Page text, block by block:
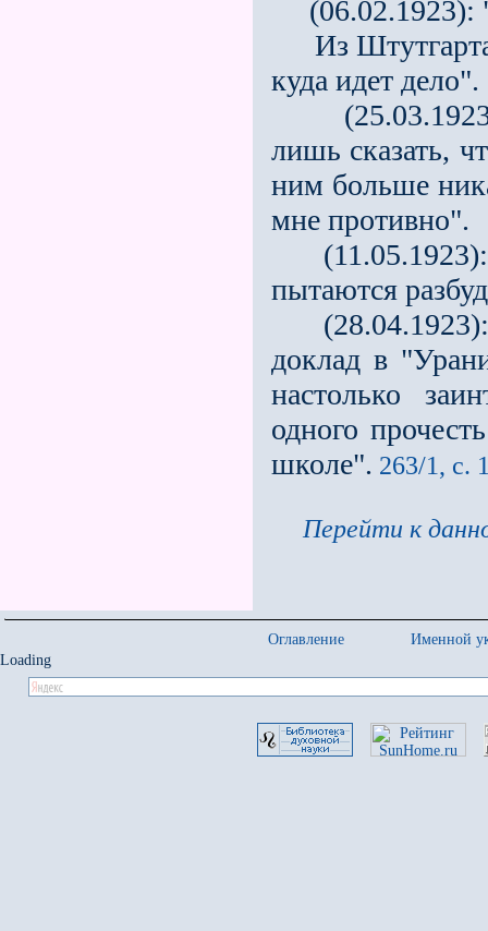
(06.02.1923):
Из Штутгарта
куда идет дело".
лишь сказать,
ним больше
мне противно".
(11.05.1923):
пытаются
(28.04.1923):
доклад в
настолько
одного
школе". 263/1, с.
Перейти к
Оглавление
Именной
Loading